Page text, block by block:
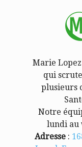
Marie
qui
plusieurs
Notre
lundi au
Adresse: